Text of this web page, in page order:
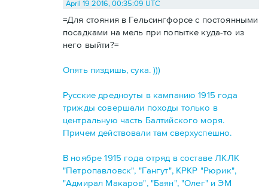
April 19 2016, 00:35:09 UTC
=Для стояния в Гельсингфорсе с постоянными
посадками на мель при попытке куда-то из
него выйти?=
Опять пиздишь, сука. )))
Русские дредноуты в кампанию 1915 года
трижды совершали походы только в
центральную часть Балтийского моря.
Причем действовали там сверхуспешно.
В ноябре 1915 года отряд в составе ЛКЛК
"Петропавловск", "Гангут", КРКР "Рюрик",
"Адмирал Макаров", "Баян", "Олег" и ЭМ